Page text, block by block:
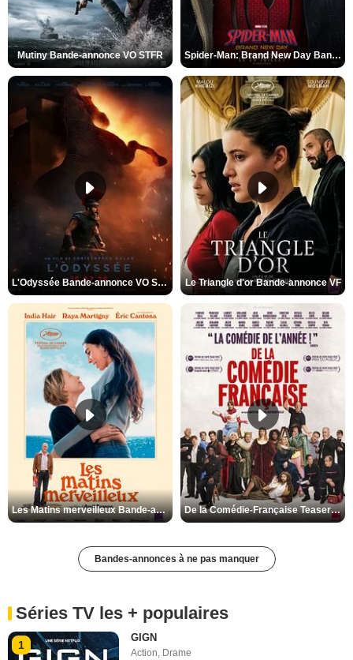
Mutiny Bande-annonce VO STFR Spider-Man: Brand New Day Bande-annonce VO STFR
L'Odyssée Bande-annonce VO STFR Le Triangle d'or Bande-annonce VF
Les Matins merveilleux Bande-annonce VF De la Comédie-Française Teaser VF
Bandes-annonces à ne pas manquer
Séries TV les + populaires
1
GIGN
Action, Drame